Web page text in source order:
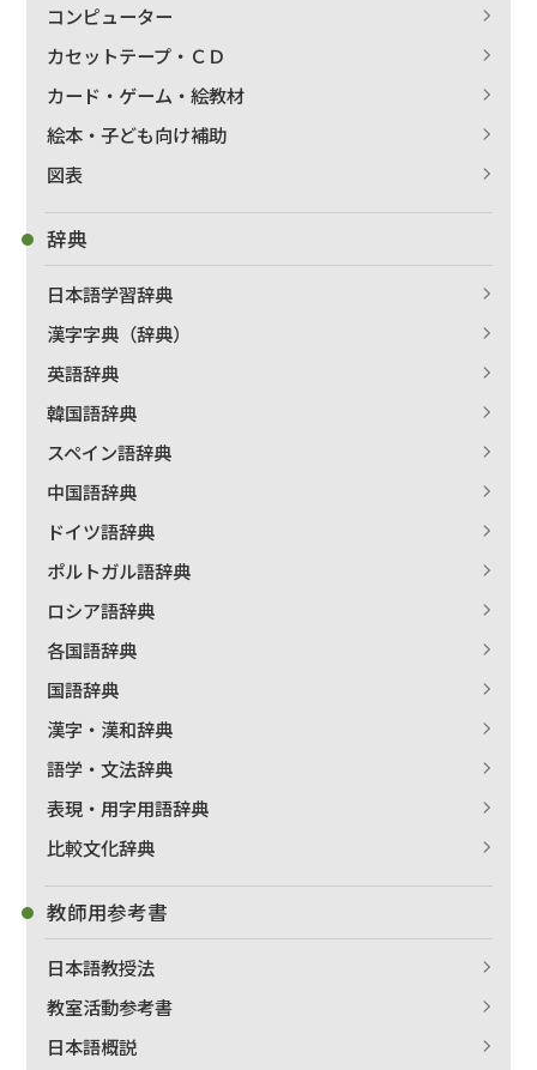
コンピューター
カセットテープ・ＣＤ
カード・ゲーム・絵教材
絵本・子ども向け補助
図表
辞典
日本語学習辞典
漢字字典（辞典）
英語辞典
韓国語辞典
スペイン語辞典
中国語辞典
ドイツ語辞典
ポルトガル語辞典
ロシア語辞典
各国語辞典
国語辞典
漢字・漢和辞典
語学・文法辞典
表現・用字用語辞典
比較文化辞典
教師用参考書
日本語教授法
教室活動参考書
日本語概説